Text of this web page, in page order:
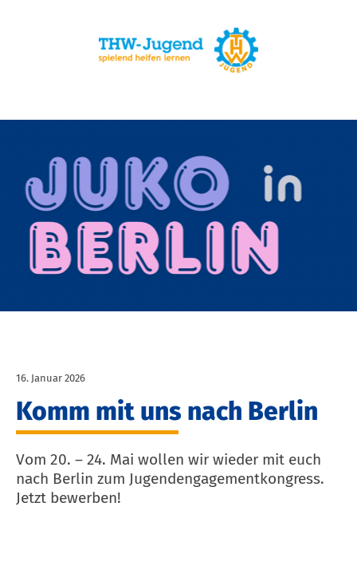
16. Januar 2026
Komm mit uns nach Berlin
Vom 20. – 24. Mai wollen wir wieder mit euch
nach Berlin zum Jugendengagementkongress.
Jetzt bewerben!